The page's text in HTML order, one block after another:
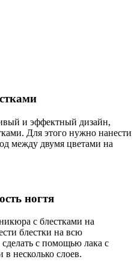
и эффектный дизайн,
Для этого нужно нанести
между двумя цветами на
ногтя
с блестками на
блестки на всю
с помощью лака с
в несколько слоев.